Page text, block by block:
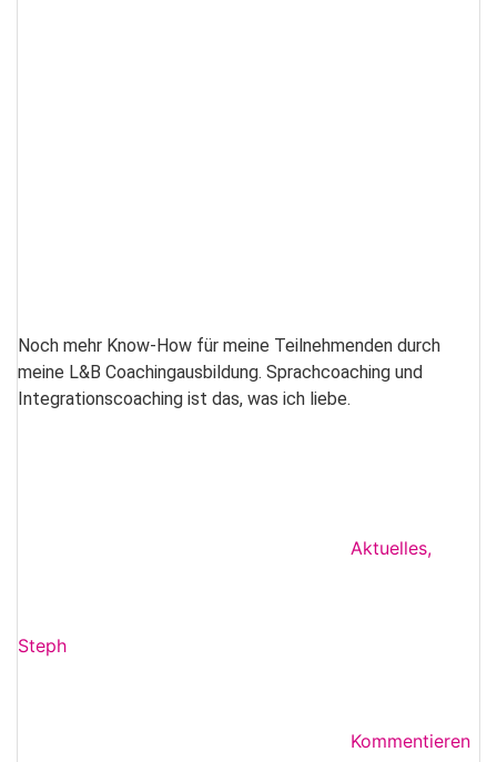
Noch mehr Know-How für meine Teilnehmenden durch
meine L&B Coachingausbildung. Sprachcoaching und
Integrationscoaching ist das, was ich liebe.
Aktuelles,
Steph
Kommentieren